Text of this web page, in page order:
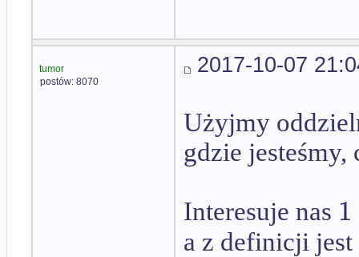
tumor
postów: 8070
2017-10-07
Użyjmy
gdzie
Interesuje nas 1
a z definicji